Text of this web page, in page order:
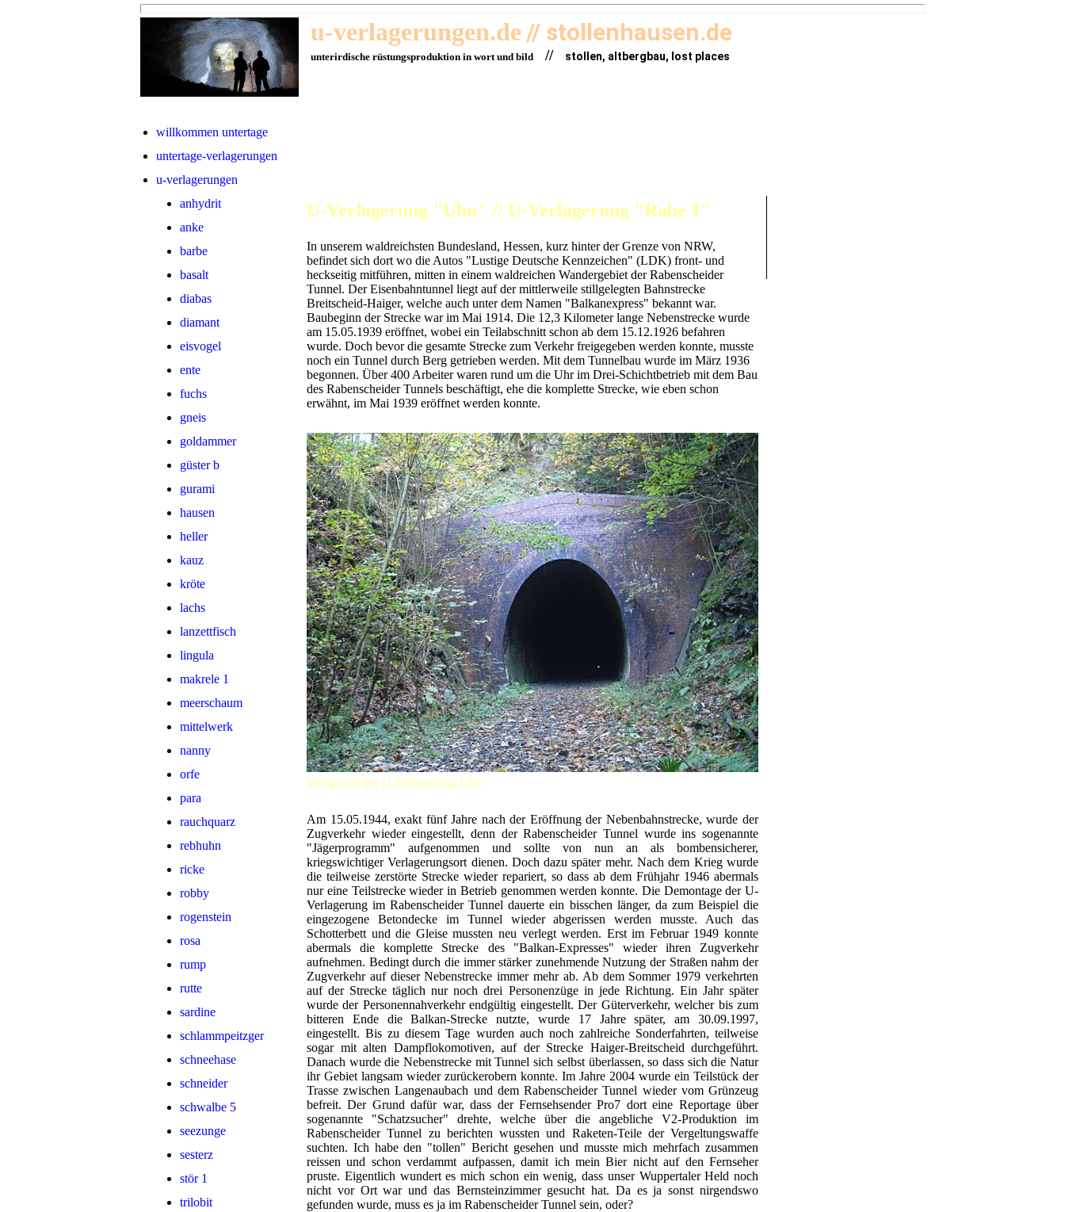
u-verlagerungen.de// stollenhausen.de
unterirdische rüstungsproduktion in wort und bild // stollen, altbergbau, lost places
willkommen untertage
untertage-verlagerungen
u-verlagerungen
anhydrit
anke
barbe
basalt
diabas
diamant
eisvogel
ente
fuchs
gneis
goldammer
güster b
gurami
hausen
heller
kauz
kröte
lachs
lanzettfisch
lingula
makrele 1
meerschaum
mittelwerk
nanny
orfe
para
rauchquarz
rebhuhn
ricke
robby
rogenstein
rosa
rump
rutte
sardine
schlammpeitzger
schneehase
schneider
schwalbe 5
seezunge
sesterz
stör 1
trilobit
U-Verlagerung "Uhu" // U-Verlagerung "Rabe 1"
In unserem waldreichsten Bundesland, Hessen, kurz hinter der Grenze von NRW,
befindet sich dort wo die Autos "Lustige Deutsche Kennzeichen" (LDK) front- und
heckseitig mitführen, mitten in einem waldreichen Wandergebiet der Rabenscheider
Tunnel. Der Eisenbahntunnel liegt auf der mittlerweile stillgelegten Bahnstrecke
Breitscheid-Haiger, welche auch unter dem Namen "Balkanexpress" bekannt war.
Baubeginn der Strecke war im Mai 1914. Die 12,3 Kilometer lange Nebenstrecke wurde
am 15.05.1939 eröffnet, wobei ein Teilabschnitt schon ab dem 15.12.1926 befahren
wurde. Doch bevor die gesamte Strecke zum Verkehr freigegeben werden konnte, musste
noch ein Tunnel durch Berg getrieben werden. Mit dem Tunnelbau wurde im März 1936
begonnen. Über 400 Arbeiter waren rund um die Uhr im Drei-Schichtbetrieb mit dem Bau
des Rabenscheider Tunnels beschäftigt, ehe die komplette Strecke, wie eben schon
erwähnt, im Mai 1939 eröffnet werden konnte.
Westportal der U-Verlagerung Uhu
Am 15.05.1944, exakt fünf Jahre nach der Eröffnung der Nebenbahnstrecke, wurde der
Zugverkehr wieder eingestellt, denn der Rabenscheider Tunnel wurde ins sogenannte
"Jägerprogramm" aufgenommen und sollte von nun an als bombensicherer,
kriegswichtiger Verlagerungsort dienen. Doch dazu später mehr. Nach dem Krieg wurde
die teilweise zerstörte Strecke wieder repariert, so dass ab dem Frühjahr 1946 abermals
nur eine Teilstrecke wieder in Betrieb genommen werden konnte. Die Demontage der U-
Verlagerung im Rabenscheider Tunnel dauerte ein bisschen länger, da zum Beispiel die
eingezogene Betondecke im Tunnel wieder abgerissen werden musste. Auch das
Schotterbett und die Gleise mussten neu verlegt werden. Erst im Februar 1949 konnte
abermals die komplette Strecke des "Balkan-Expresses" wieder ihren Zugverkehr
aufnehmen. Bedingt durch die immer stärker zunehmende Nutzung der Straßen nahm der
Zugverkehr auf dieser Nebenstrecke immer mehr ab. Ab dem Sommer 1979 verkehrten
auf der Strecke täglich nur noch drei Personenzüge in jede Richtung. Ein Jahr später
wurde der Personennahverkehr endgültig eingestellt. Der Güterverkehr, welcher bis zum
bitteren Ende die Balkan-Strecke nutzte, wurde 17 Jahre später, am 30.09.1997,
eingestellt. Bis zu diesem Tage wurden auch noch zahlreiche Sonderfahrten, teilweise
sogar mit alten Dampflokomotiven, auf der Strecke Haiger-Breitscheid durchgeführt.
Danach wurde die Nebenstrecke mit Tunnel sich selbst überlassen, so dass sich die Natur
ihr Gebiet langsam wieder zurückerobern konnte. Im Jahre 2004 wurde ein Teilstück der
Trasse zwischen Langenaubach und dem Rabenscheider Tunnel wieder vom Grünzeug
befreit. Der Grund dafür war, dass der Fernsehsender Pro7 dort eine Reportage über
sogenannte "Schatzsucher" drehte, welche über die angebliche V2-Produktion im
Rabenscheider Tunnel zu berichten wussten und Raketen-Teile der Vergeltungswaffe
suchten. Ich habe den "tollen" Bericht gesehen und musste mich mehrfach zusammen
reissen und schon verdammt aufpassen, damit ich mein Bier nicht auf den Fernseher
pruste. Eigentlich wundert es mich schon ein wenig, dass unser Wuppertaler Held noch
nicht vor Ort war und das Bernsteinzimmer gesucht hat. Da es ja sonst nirgendswo
gefunden wurde, muss es ja im Rabenscheider Tunnel sein, oder?